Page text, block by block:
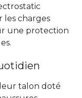
les charges
une protection
talon doté